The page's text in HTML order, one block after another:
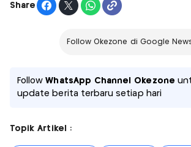
Share
Follow Okezone di Google
FollowWhatsApp Channel Okezone
update berita terbaru setiap hari
Topik Artikel :